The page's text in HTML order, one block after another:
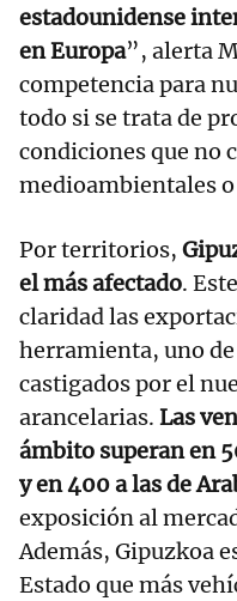
estadounidense
en Europa”, alerta
competencia para
todo si se trata de
condiciones que no
medioambientales o
Por territorios,
el más afectado.
claridad las
herramienta, uno
castigados por el
arancelarias. Las
ámbito superan en
y en 400 a las de
exposición al
Además, Gipuzkoa
Estado que más